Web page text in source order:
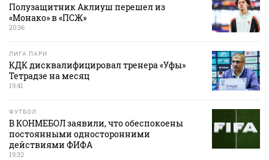
Полузащитник Аклиуш перешел из
«Монако» в «ПСЖ»
20:36
ЛИГА ПАРИ
КДК дисквалифицировал тренера «Уфы»
Тетрадзе на месяц
19:41
ФУТБОЛ
В КОНМЕБОЛ заявили, что обеспокоены
постоянными односторонними
действиями ФИФА
19:32